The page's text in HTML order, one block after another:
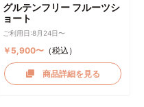
グルテンフリー フルーツシ
ョート
ご利用日:8月24日〜
￥5,900〜 （税込）
商品詳細を見る